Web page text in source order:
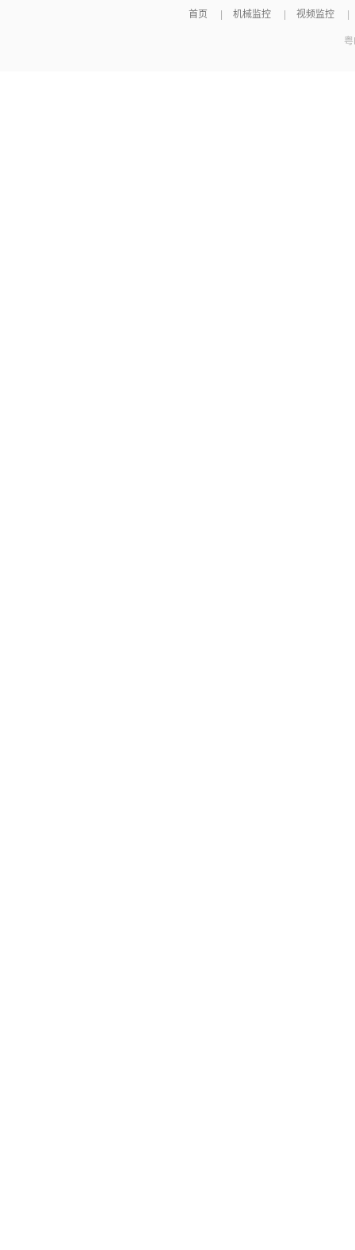
首页 机械监控 视频监控